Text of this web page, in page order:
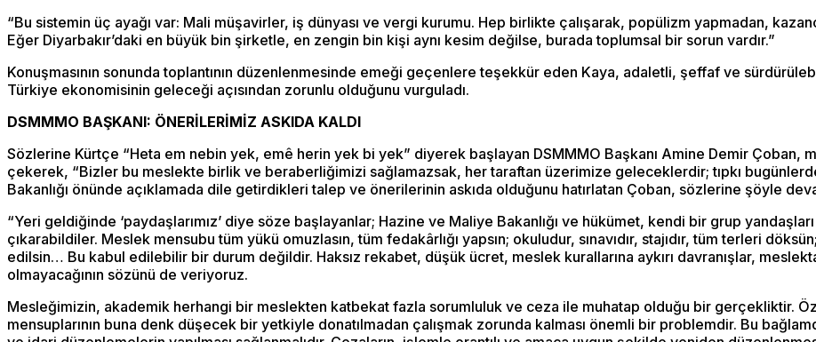
“Bu sistemin üç ayağı var: Mali müşavirler, iş dünyası ve vergi kurumu. Hep birlikte çalışarak, popülizm yapmadan,
Eğer Diyarbakır’daki en büyük bin şirketle, en zengin bin kişi aynı kesim değilse, burada toplumsal bir sorun vardır.”
Konuşmasının sonunda toplantının düzenlenmesinde emeği geçenlere teşekkür eden Kaya, adaletli, şeffaf ve
Türkiye ekonomisinin geleceği açısından zorunlu olduğunu vurguladı.
DSMMMO BAŞKANI: ÖNERİLERİMİZ ASKIDA KALDI
Sözlerine Kürtçe “Heta em nebin yek, emê herin yek bi yek” diyerek başlayan DSMMMO Başkanı Amine Demir
çekerek, “Bizler bu meslekte birlik ve beraberliğimizi sağlamazsak, her taraftan üzerimize geleceklerdir; tıpkı
Bakanlığı önünde açıklamada dile getirdikleri talep ve önerilerinin askıda olduğunu hatırlatan Çoban, sözlerine şöyle
“Yeri geldiğinde ‘paydaşlarımız’ diye söze başlayanlar; Hazine ve Maliye Bakanlığı ve hükümet, kendi bir grup
çıkarabildiler. Meslek mensubu tüm yükü omuzlasın, tüm fedakârlığı yapsın; okuludur, sınavıdır, stajıdır, tüm terleri
edilsin… Bu kabul edilebilir bir durum değildir. Haksız rekabet, düşük ücret, meslek kurallarına aykırı davranışlar,
olmayacağının sözünü de veriyoruz.
Mesleğimizin, akademik herhangi bir meslekten katbekat fazla sorumluluk ve ceza ile muhatap olduğu bir gerçekliktir.
mensuplarının buna denk düşecek bir yetkiyle donatılmadan çalışmak zorunda kalması önemli bir problemdir. Bu